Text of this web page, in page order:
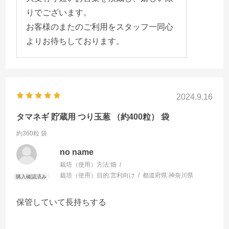
りでございます。
お客様のまたのご利用をスタッフ一同心
よりお待ちしております。
2024.9.16
タマネギ 貯蔵用 つり玉葱 （約400粒） 袋
約360粒 袋
no name
栽培（使用）方法:畑
栽培（使用）目的:営利向け 都道府県:神奈川県
保管していて長持ちする